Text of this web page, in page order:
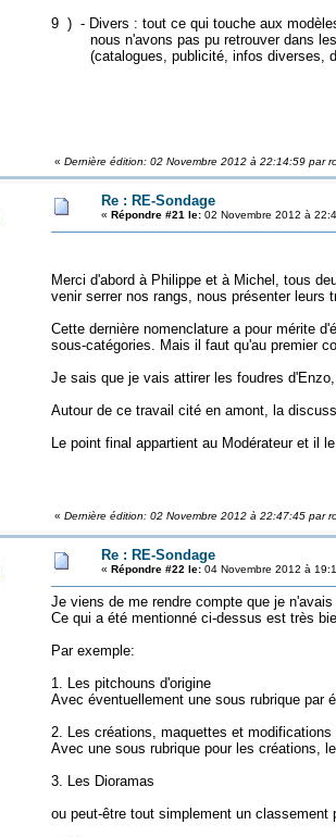
9 ) - Divers : tout ce qui touche aux
nous n'avons pas pu retrouver dans les
(catalogues, publicité, infos diverses,
« Dernière édition: 02 Novembre 2012 à 22:14:59 par
Re : RE-Sondage
« Répondre #21 le:02 Novembre 2012 à
Merci d'abord à Philippe et à Michel, tous
venir serrer nos rangs, nous présenter leurs
Cette dernière nomenclature a pour mérite
sous-catégories. Mais il faut qu'au premier
Je sais que je vais attirer les foudres
Autour de ce travail cité en amont, la
Le point final appartient au Modérateur et il
« Dernière édition: 02 Novembre 2012 à 22:47:45 par
Re : RE-Sondage
« Répondre #22 le:04 Novembre 2012 à
Je viens de me rendre compte que je
Ce qui a été mentionné ci-dessus est très
Par exemple:
1. Les pitchouns d'origine
Avec éventuellement une sous rubrique par
2. Les créations, maquettes et modifications
Avec une sous rubrique pour les créations,
3. Les Dioramas
ou peut-être tout simplement un classement